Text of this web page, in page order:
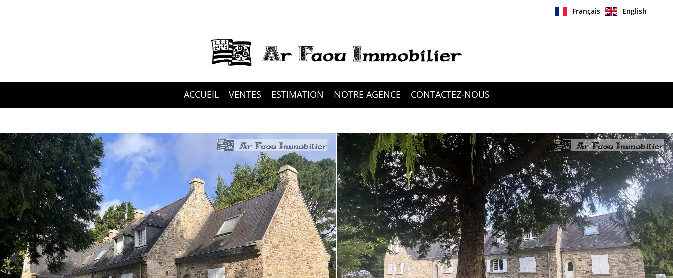
Français English
ACCUEIL VENTES ESTIMATION NOTRE AGENCE CONTACTEZ-NOUS